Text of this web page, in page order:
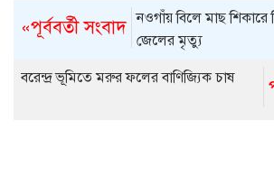
«পূর্ববর্তী সংবাদ নওগাঁয় বিলে মাছ শিকারে
জেলের মৃত্যু
বরেন্দ্র ভূমিতে মরুর ফলের বাণিজ্যিক চাষ